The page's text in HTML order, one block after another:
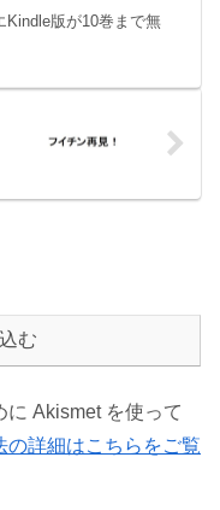
Kindle版が10巻まで無
む
Akismet を使って
の詳細はこちらをご覧